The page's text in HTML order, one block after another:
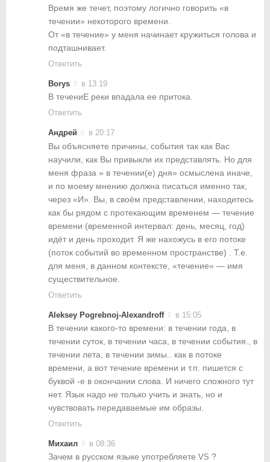
Время же течет, поэтому логично говорить «в
течении» некоторого времени.
От «в течение» у меня начинает кружиться голова и
подташнивает.
Ответить
Borys в 13:19
В течениЕ реки впадала ее притока.
Ответить
Андрей в 20:17
Вы объясняете причины, события так как Вас
научили, как Вы привыкли их представлять. Но для
меня фраза » в течении(е) дня» осмыслена иначе,
и по моему мнению должна писаться именно так,
через «И». Вы, в своём представлении, находитесь
как бы рядом с протекающим временем — течение
времени (временной интервал: день, месяц, год)
идёт и день проходит. Я же нахожусь в его потоке
(поток событий во временном пространстве) . Т.е.
для меня, в данном контексте, «течение» — имя
существительное.
Ответить
Aleksey Pogrebnoj-Alexandroff в 15:05
В течении какого-то времени: в течении года, в
течении суток, в течении часа, в течении события., в
течении лета, в течении зимы.. как в потоке
времени, а вот течение времени и т.п. пишется с
буквой -е в окончании слова. И ничего сложного тут
нет. Язык надо не только учить и знать, но и
чувствовать передаваемые им образы.
Ответить
Михаил в 08:36
Зачем в русском языке употребляете VS ?